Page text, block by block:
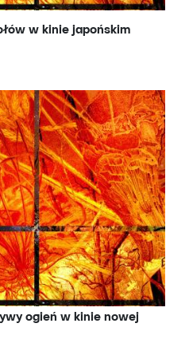
w kinie japońskim
ogień w kinie nowej